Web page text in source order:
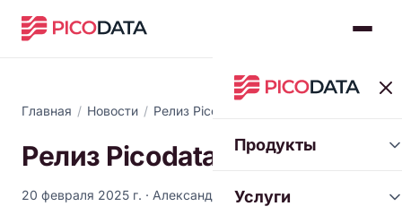
Продукты
Услуги
Главная / Новости / Релиз Picodata 25.1
Релиз Picodata 25.1
20 февраля 2025 г. · Александр Толстой